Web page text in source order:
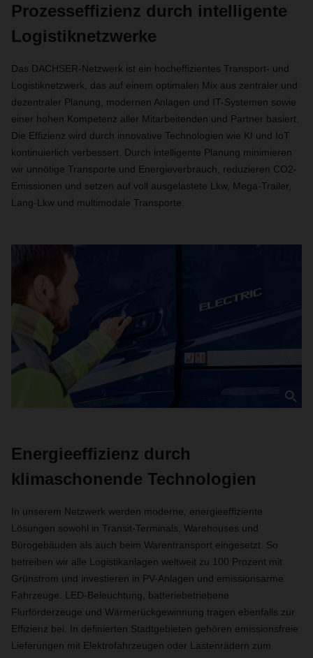
Prozesseffizienz durch intelligente
Logistiknetzwerke
Das DACHSER-Netzwerk ist ein hocheffizientes Transport- und
Logistiknetzwerk, das auf einem optimalen Mix aus zentraler und
dezentraler Planung, modernen Anlagen und IT-Systemen sowie
einer hohen Kompetenz aller Mitarbeitenden und Partner basiert.
Die Effizienz wird durch innovative Technologien wie KI und IoT
kontinuierlich verbessert. Durch intelligente Planung minimieren
wir unnötige Transporte und Energieverbrauch, reduzieren CO2-
Emissionen und setzen auf voll ausgelastete Lkw, Mega-Trailer,
Lang-Lkw und multimodale Transporte.
Energieeffizienz durch
klimaschonende Technologien
In unserem Netzwerk werden moderne, energieeffiziente
Lösungen sowohl in Transit-Terminals, Warehouses und
Bürogebäuden als auch beim Warentransport eingesetzt. So
betreiben wir alle Logistikanlagen weltweit zu 100 Prozent mit
Grünstrom und investieren in PV-Anlagen und emissionsarme
Fahrzeuge. LED-Beleuchtung, batteriebetriebene
Flurförderzeuge und Wärmerückgewinnung tragen ebenfalls zur
Effizienz bei. In definierten Stadtgebieten gehören emissionsfreie
Lieferungen mit Elektrofahrzeugen oder Lastenrädern zum